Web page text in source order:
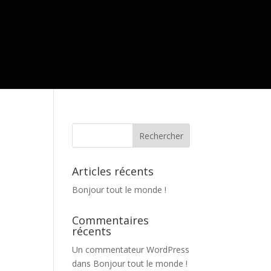
Articles récents
Bonjour tout le monde !
Commentaires
récents
Un commentateur WordPress
dans Bonjour tout le monde !